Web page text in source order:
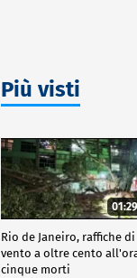
Più visti
01:29
Rio de Janeiro, raffiche di
vento a oltre cento
cinque morti